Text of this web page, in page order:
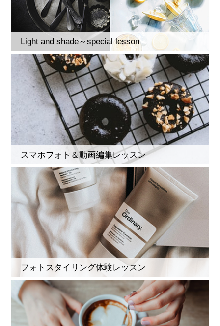
Light and shade～special lesson
スマホフォト＆動画編集レッスン
フォトスタイリング体験レッスン